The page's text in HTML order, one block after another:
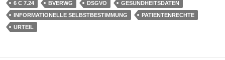
6 C 7.24 BVERWG DSGVO
GESUNDHEITSDATEN
INFORMATIONELLE SELBSTBESTIMMUNG
PATIENTENRECHTE
URTEIL